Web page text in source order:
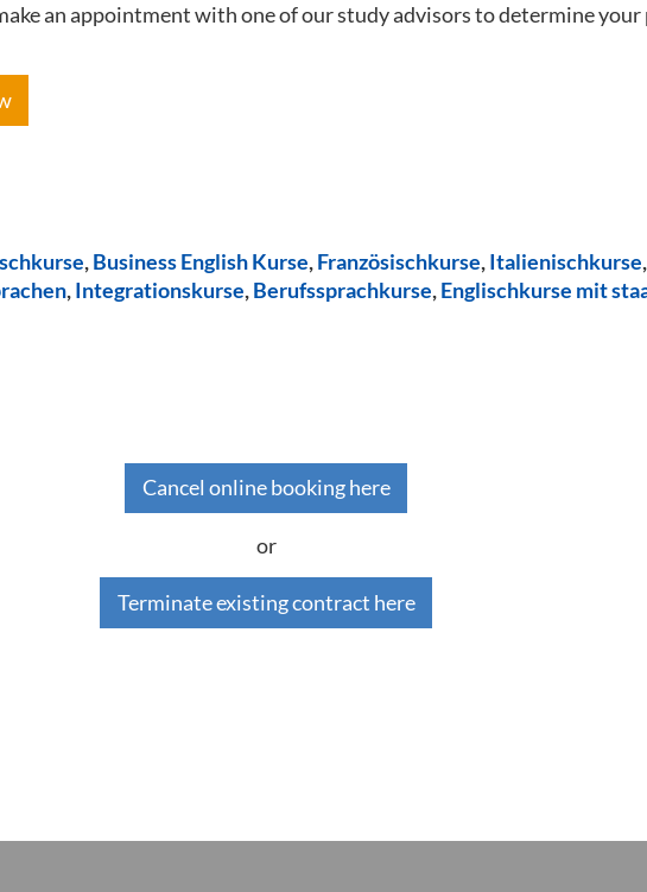
an appointment with one of our study advisors to determine
,Business English Kurse,Französischkurse,Italienischkurse,
,Integrationskurse,Berufssprachkurse,Englischkurse mit
Cancel online booking here
or
Terminate existing contract here